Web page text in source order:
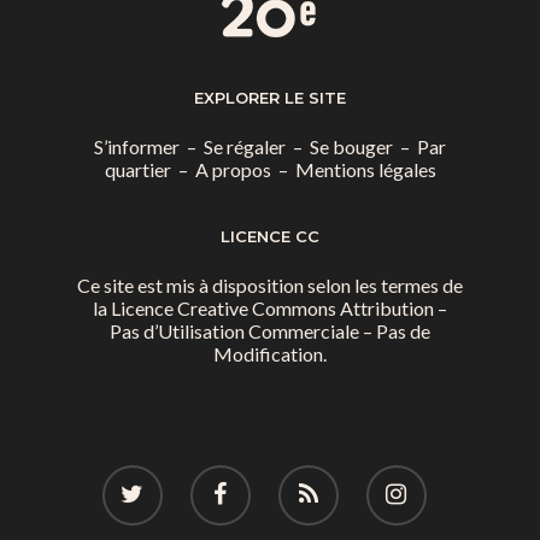
EXPLORER LE SITE
S’informer – Se régaler – Se bouger – Par
quartier– A propos – Mentions légales
LICENCE CC
Ce site est mis à disposition selon les termes de
la Licence Creative Commons Attribution –
Pas d’Utilisation Commerciale – Pas de
Modification.